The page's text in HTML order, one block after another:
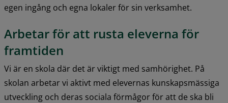
egen ingång och egna lokaler för sin verksamhet.
Arbetar för att rusta eleverna för
framtiden
Vi är en skola där det är viktigt med samhörighet. På
skolan arbetar vi aktivt med elevernas kunskapsmässiga
utveckling och deras sociala förmågor för att de ska bli